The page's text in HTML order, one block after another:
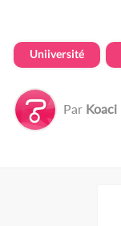
Uniiversité
Par Koaci